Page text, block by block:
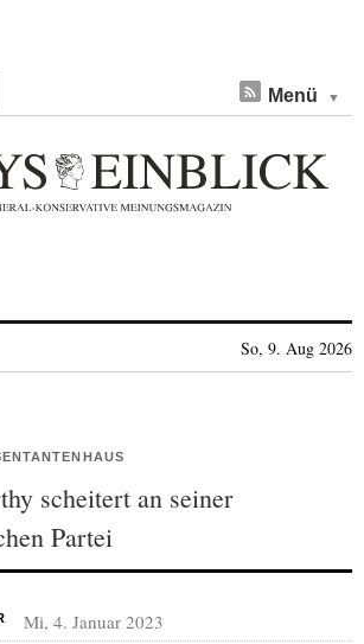
Menü
So, 9. Aug 2026
scheitert an seiner
Partei
Mi, 4. Januar 2023